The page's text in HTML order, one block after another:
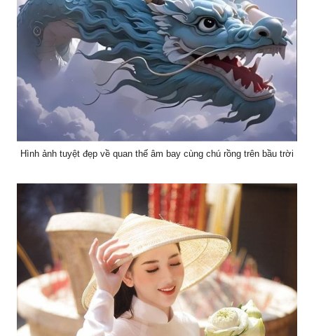
Hình ảnh tuyệt đẹp về quan thế âm bay cùng chú rồng trên bầu trời